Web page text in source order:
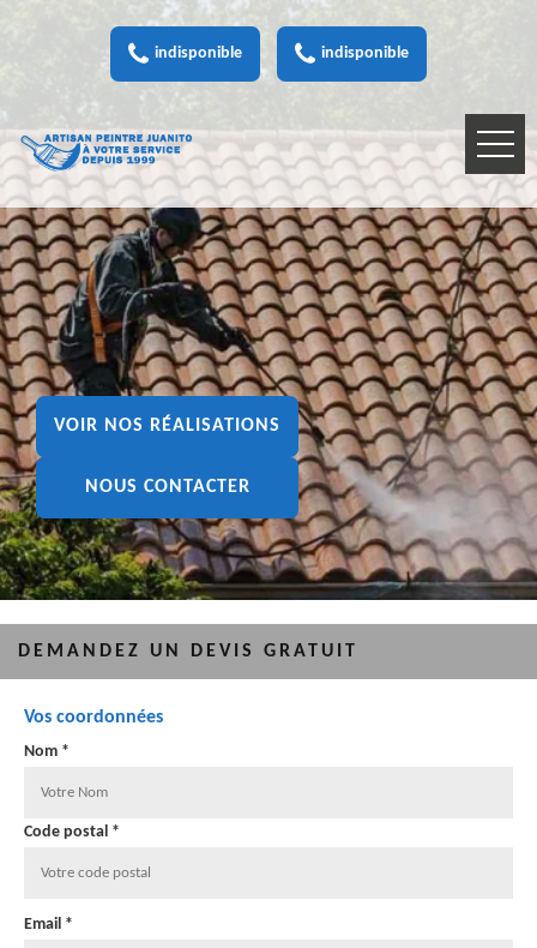
indisponible indisponible
VOIR NOS RÉALISATIONS
NOUS CONTACTER
DEMANDEZ UN DEVIS GRATUIT
Vos coordonnées
Nom *
Code postal *
Email *